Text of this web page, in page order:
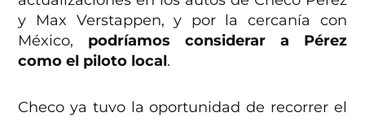
y Max Verstappen, y por la cercanía con
México, podríamos considerar a Pérez
como el piloto local.
Checo ya tuvo la oportunidad de recorrer el